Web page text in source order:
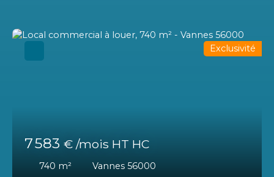
7 583 € /mois HT HC
740 m² Vannes 56000
Exclusivité